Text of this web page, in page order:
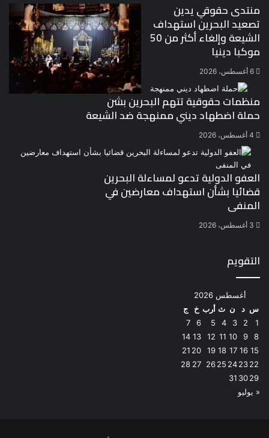
منتدى حقوقي يدين
تصعيد البحرين استهداف
الشيعة وإلغاء أكثر من 50
موكبا دينيا
6 أغسطس، 2026
منظمات حقوقية تتهم البحرين بشن
حملة اضطهاد ديني ممنهجة ضد الشيعة
4 أغسطس، 2026
العفو الدولية تدعو لمساءلة البحرين
قضائيا بشأن استهداف معارضين في
المنفى
3 أغسطس، 2026
التقويم
أغسطس 2026
س د ن ث أرب خ
ج
1
2
3
4
5
6
7
8
9
10
11
12
13
14
15
16
17
18
19
20
21
22
23
24
25
26
27
28
29
30
31
« يوليو